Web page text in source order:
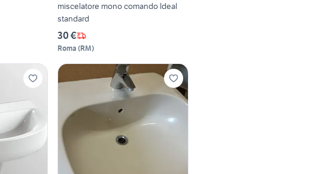
miscelatore mono comando Ideal
standard
30 €
Roma (RM)